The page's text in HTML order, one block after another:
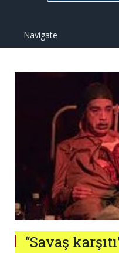
Navigate
“Savaş